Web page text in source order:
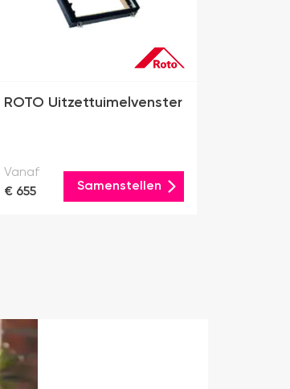
ROTO Uitzettuimelvenster
Vanaf
€ 655
Samenstellen